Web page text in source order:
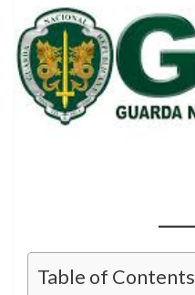
Table of Contents